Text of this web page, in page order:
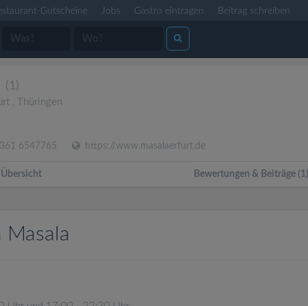
Gutscheine Jobs Gastro eintragen Beitrag schreiben
(1)
, Thüringen
6547765 https://www.masalaerfurt.de
Übersicht Bewertungen & Beiträge (1)